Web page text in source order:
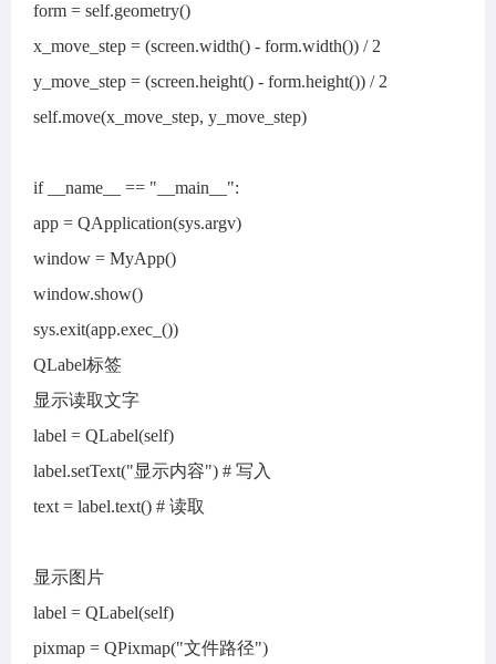
form = self.geometry()
x_move_step = (screen.width() - form.width()) / 2
y_move_step = (screen.height() - form.height()) / 2
self.move(x_move_step, y_move_step)
if __name__ == "__main__":
app = QApplication(sys.argv)
window = MyApp()
window.show()
sys.exit(app.exec_())
QLabel标签
显示读取文字
label = QLabel(self)
label.setText("显示内容") # 写入
text = label.text() # 读取
显示图片
label = QLabel(self)
pixmap = QPixmap("文件路径")